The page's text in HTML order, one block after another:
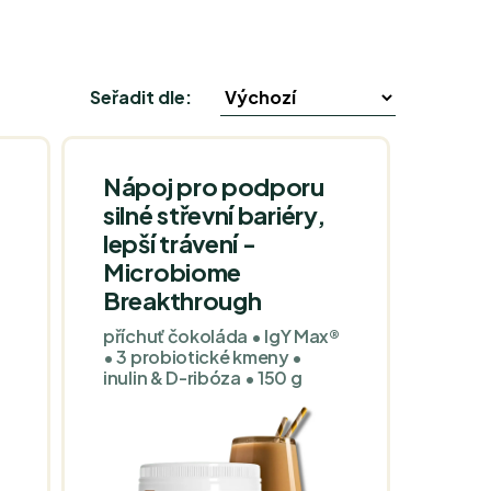
Seřadit dle:
Nápoj pro podporu
silné střevní bariéry,
lepší trávení -
Microbiome
Breakthrough
příchuť čokoláda • IgY Max®
• 3 probiotické kmeny •
inulin & D-ribóza • 150 g